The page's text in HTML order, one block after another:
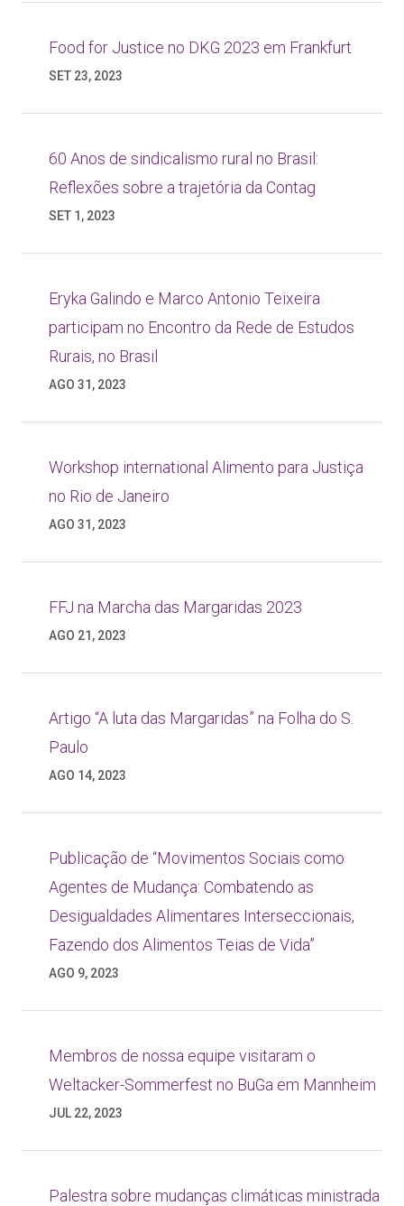
Food for Justice no DKG 2023 em Frankfurt
SET 23, 2023
60 Anos de sindicalismo rural no Brasil:
Reflexões sobre a trajetória da Contag
SET 1, 2023
Eryka Galindo e Marco Antonio Teixeira
participam no Encontro da Rede de Estudos
Rurais, no Brasil
AGO 31, 2023
Workshop international Alimento para Justiça
no Rio de Janeiro
AGO 31, 2023
FFJ na Marcha das Margaridas 2023
AGO 21, 2023
Artigo “A luta das Margaridas” na Folha do S.
Paulo
AGO 14, 2023
Publicação de “Movimentos Sociais como
Agentes de Mudança: Combatendo as
Desigualdades Alimentares Interseccionais,
Fazendo dos Alimentos Teias de Vida”
AGO 9, 2023
Membros de nossa equipe visitaram o
Weltacker-Sommerfest no BuGa em Mannheim
JUL 22, 2023
Palestra sobre mudanças climáticas ministrada